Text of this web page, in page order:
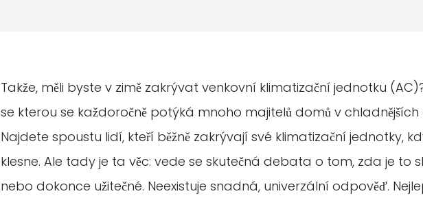
Takže, měli byste v zimě zakrývat venkovní klimatizační jednotku
se kterou se každoročně potýká mnoho majitelů domů v
Najdete spoustu lidí, kteří běžně zakrývají své klimatizační jednotky,
klesne. Ale tady je ta věc: vede se skutečná debata o tom, zda je to
nebo dokonce užitečné. Neexistuje snadná, univerzální odpověď.